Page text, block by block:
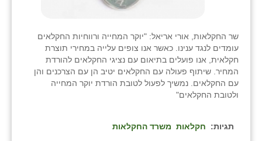
שר החקלאות, אורי אריאל: "יוקר המחייה ורווחיות החקלאים
עומדים לנגד ענינו. כאשר אנו צופים עלייה במחירי תוצרת
חקלאית, אנו פועלים בתיאום עם נציגי החקלאים להורדת
המחיר. שיתוף פעולה עם החקלאים יטיב הן עם הצרכנים והן
עם החקלאים. נמשיך לפעול לטובת הורדת יוקר המחייה
ולטובת החקלאים"
תגיות: חקלאות משרד החקלאות